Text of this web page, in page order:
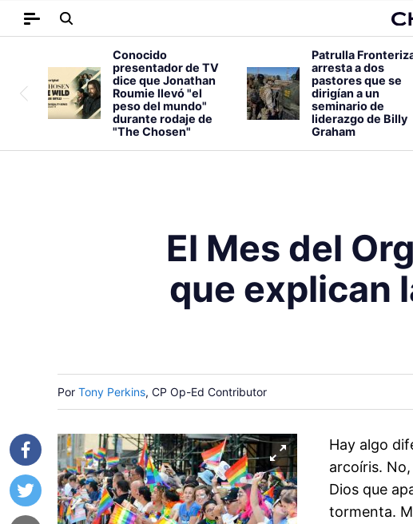
Conocido
presentador de TV
dice que Jonathan
Roumie llevó "el
peso del mundo"
durante rodaje de
"The Chosen"
Patrulla
arresta a dos
pastores que se
dirigían a un
seminario de
liderazgo de Billy
Graham
El Mes del
que explican
Por Tony Perkins, CP Op-Ed Contributor
Hay algo
arcoíris.
Dios que
tormenta.